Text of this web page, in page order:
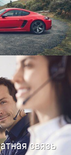
связь